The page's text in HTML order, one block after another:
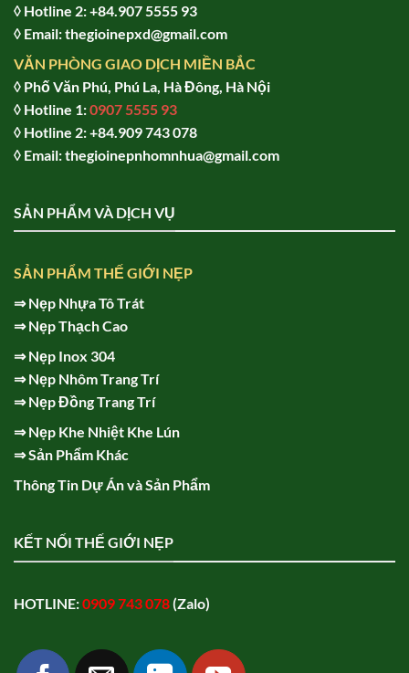
◊ Hotline 2: +84.907 5555 93
◊ Email: thegioinepxd@gmail.com
VĂN PHÒNG GIAO DỊCH MIỀN BẮC
◊ Phố Văn Phú, Phú La, Hà Đông, Hà Nội
◊ Hotline 1:0907 5555 93
◊ Hotline 2:+84.909 743 078
◊ Email: thegioinepnhomnhua@gmail.com
SẢN PHẨM VÀ DỊCH VỤ
SẢN PHẨM THẾ GIỚI NẸP
⇒Nẹp Nhựa Tô Trát
⇒Nẹp Thạch Cao
⇒Nẹp Inox 304
⇒Nẹp Nhôm Trang Trí
⇒Nẹp Đồng Trang Trí
⇒Nẹp Khe Nhiệt Khe Lún
⇒Sản Phẩm Khác
Thông Tin Dự Án và Sản Phẩm
KẾT NỐI THẾ GIỚI NẸP
HOTLINE:0909 743 078(Zalo)